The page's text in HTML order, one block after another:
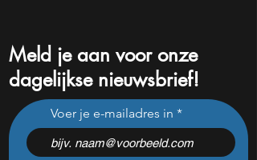
Na een koersdaling van
-47% lijkt dit ijzersterke
aandeel aantrekkelijker
dan ooit
Meld je aan voor onze
dagelijkse nieuwsbrief!
Voer je e-mailadres in